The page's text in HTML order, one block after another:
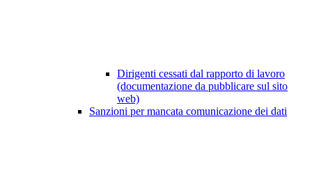
Dirigenti cessati dal rapporto di lavoro
(documentazione da pubblicare sul sito
web)
Sanzioni per mancata comunicazione dei dati